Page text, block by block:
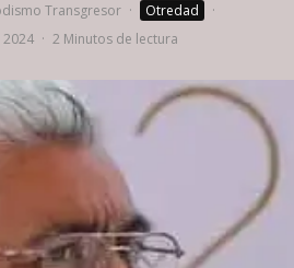
Transgresor · Otredad
·
· 2 Minutos de lectura